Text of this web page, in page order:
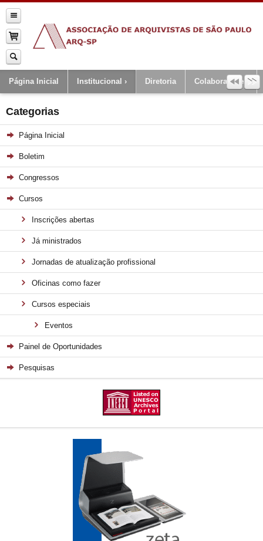
Página Inicial Institucional Diretoria Colaboradores
Categorias
Página Inicial
Boletim
Congressos
Cursos
Inscrições abertas
Já ministrados
Jornadas de atualização profissional
Oficinas como fazer
Cursos especiais
Eventos
Painel de Oportunidades
Pesquisas